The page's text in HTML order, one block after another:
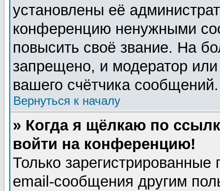
установлены её
конференцию ненужными
повысить своё звание. На
запрещено, и модератор
вашего счётчика сообщений.
Вернуться к началу
» Когда я щёлкаю по
войти на конференцию!
Только зарегистрированные
email-сообщения другим